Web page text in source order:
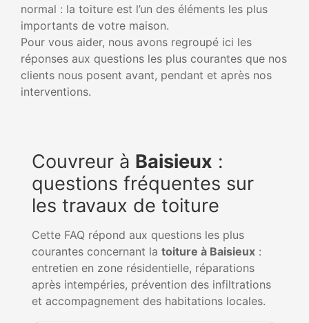
normal : la toiture est l’un des éléments les plus
importants de votre maison.
Pour vous aider, nous avons regroupé ici les
réponses aux questions les plus courantes que nos
clients nous posent avant, pendant et après nos
interventions.
Couvreur à Baisieux :
questions fréquentes sur
les travaux de toiture
Cette FAQ répond aux questions les plus
courantes concernant la toiture à Baisieux :
entretien en zone résidentielle, réparations
après intempéries, prévention des infiltrations
et accompagnement des habitations locales.